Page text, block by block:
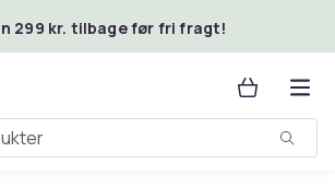
299 kr. tilbage før fri fragt!